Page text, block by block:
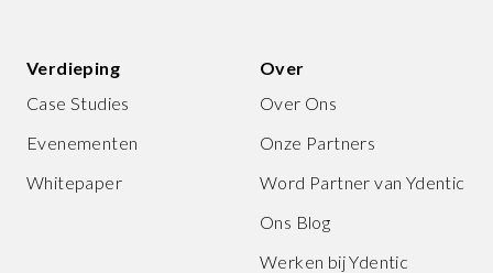
Verdieping
Case Studies
Evenementen
Whitepaper
Over
Over Ons
Onze Partners
Word Partner van Ydentic
Ons Blog
Werken bij Ydentic